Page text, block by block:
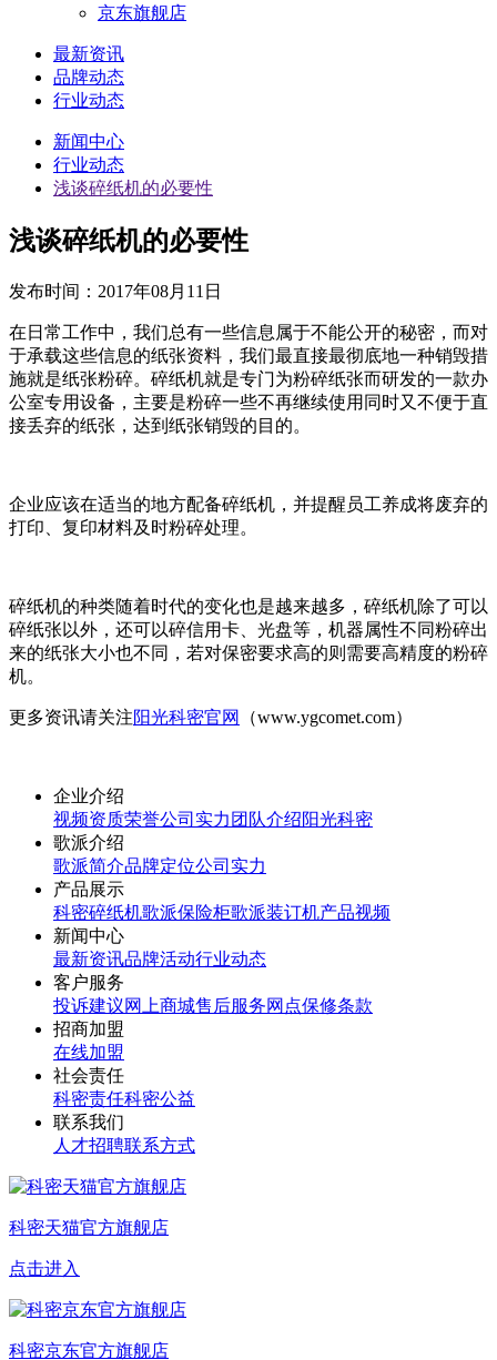
京东旗舰店
最新资讯
品牌动态
行业动态
新闻中心
行业动态
浅谈碎纸机的必要性
浅谈碎纸机的必要性
发布时间： 2017年08月11日
在日常工作中，我们总有一些信息属于不能公开的秘密，而对
于承载这些信息的纸张资料，我们最直接最彻底地一种销毁措
施就是纸张粉碎。碎纸机就是专门为粉碎纸张而研发的一款办
公室专用设备，主要是粉碎一些不再继续使用同时又不便于直
接丢弃的纸张，达到纸张销毁的目的。
企业应该在适当的地方配备碎纸机，并提醒员工养成将废弃的
打印、复印材料及时粉碎处理。
碎纸机的种类随着时代的变化也是越来越多，碎纸机除了可以
碎纸张以外，还可以碎信用卡、光盘等，机器属性不同粉碎出
来的纸张大小也不同，若对保密要求高的则需要高精度的粉碎
机。
更多资讯请关注阳光科密官网 （www.ygcomet.com）
企业介绍
视频资质荣誉公司实力 团队介绍阳光科密
歌派介绍
歌派简介品牌定位公司实力
产品展示
科密碎纸机歌派保险柜歌派装订机产品视频
新闻中心
最新资讯品牌活动行业动态
客户服务
投诉建议网上商城售后服务网点保修条款
招商加盟
在线加盟
社会责任
科密责任科密公益
联系我们
人才招聘联系方式
科密天猫官方旗舰店
点击进入
科密京东官方旗舰店